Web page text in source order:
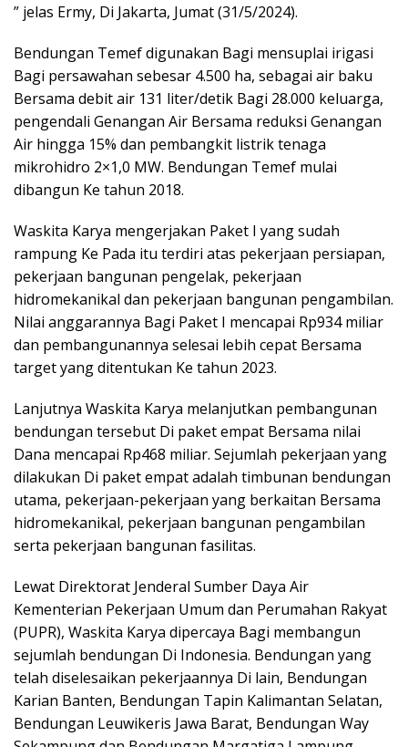
” jelas Ermy, Di Jakarta, Jumat (31/5/2024).
Bendungan Temef digunakan Bagi mensuplai irigasi
Bagi persawahan sebesar 4.500 ha, sebagai air baku
Bersama debit air 131 liter/detik Bagi 28.000 keluarga,
pengendali Genangan Air Bersama reduksi Genangan
Air hingga 15% dan pembangkit listrik tenaga
mikrohidro 2×1,0 MW. Bendungan Temef mulai
dibangun Ke tahun 2018.
Waskita Karya mengerjakan Paket I yang sudah
rampung Ke Pada itu terdiri atas pekerjaan persiapan,
pekerjaan bangunan pengelak, pekerjaan
hidromekanikal dan pekerjaan bangunan pengambilan.
Nilai anggarannya Bagi Paket I mencapai Rp934 miliar
dan pembangunannya selesai lebih cepat Bersama
target yang ditentukan Ke tahun 2023.
Lanjutnya Waskita Karya melanjutkan pembangunan
bendungan tersebut Di paket empat Bersama nilai
Dana mencapai Rp468 miliar. Sejumlah pekerjaan yang
dilakukan Di paket empat adalah timbunan bendungan
utama, pekerjaan-pekerjaan yang berkaitan Bersama
hidromekanikal, pekerjaan bangunan pengambilan
serta pekerjaan bangunan fasilitas.
Lewat Direktorat Jenderal Sumber Daya Air
Kementerian Pekerjaan Umum dan Perumahan Rakyat
(PUPR), Waskita Karya dipercaya Bagi membangun
sejumlah bendungan Di Indonesia. Bendungan yang
telah diselesaikan pekerjaannya Di lain, Bendungan
Karian Banten, Bendungan Tapin Kalimantan Selatan,
Bendungan Leuwikeris Jawa Barat, Bendungan Way